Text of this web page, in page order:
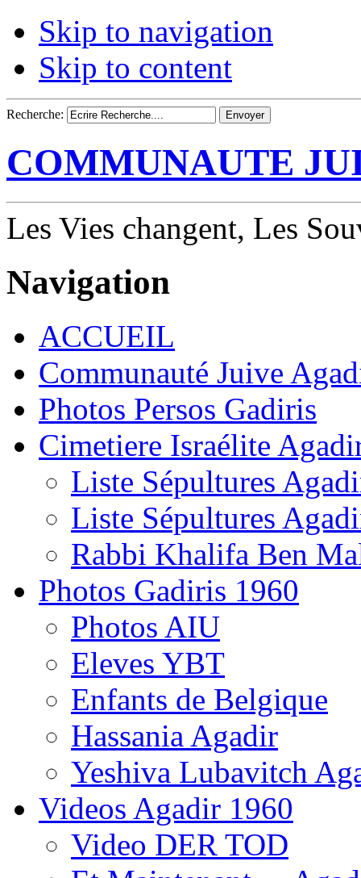
Skip to navigation
Skip to content
Recherche:
COMMUNAUTE
Les Vies changent, Les
Navigation
ACCUEIL
Communauté Juive
Photos Persos Gadiris
Cimetiere Israélite
Liste Sépultures
Liste Sépultures
Rabbi Khalifa Ben
Photos Gadiris 1960
Photos AIU
Eleves YBT
Enfants de Belgique
Hassania Agadir
Yeshiva Lubavitch
Videos Agadir 1960
Video DER TOD